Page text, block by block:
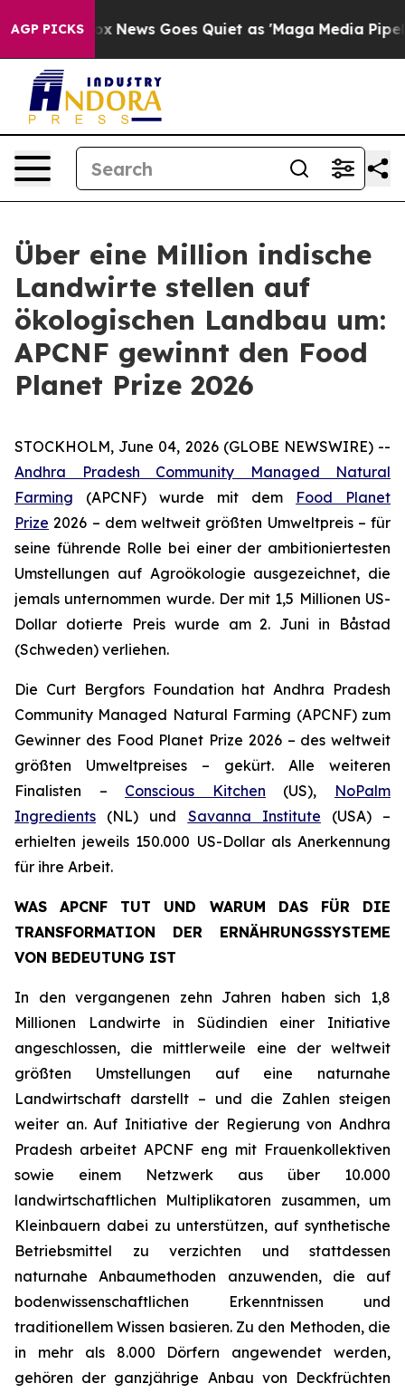
AGP PICKS
Fox News Goes Quiet as 'Maga Media Pipeline'
Über eine Million indische
Landwirte stellen auf
ökologischen Landbau um:
APCNF gewinnt den Food
Planet Prize 2026
STOCKHOLM, June 04, 2026 (GLOBE NEWSWIRE) --
Andhra Pradesh Community Managed Natural
Farming (APCNF) wurde mit dem Food Planet
Prize 2026 – dem weltweit größten Umweltpreis – für
seine führende Rolle bei einer der ambitioniertesten
Umstellungen auf Agroökologie ausgezeichnet, die
jemals unternommen wurde. Der mit 1,5 Millionen US-
Dollar dotierte Preis wurde am 2. Juni in Båstad
(Schweden) verliehen.
Die Curt Bergfors Foundation hat Andhra Pradesh
Community Managed Natural Farming (APCNF) zum
Gewinner des Food Planet Prize 2026 – des weltweit
größten Umweltpreises – gekürt. Alle weiteren
Finalisten – Conscious Kitchen (US), NoPalm
Ingredients (NL) und Savanna Institute (USA) –
erhielten jeweils 150.000 US-Dollar als Anerkennung
für ihre Arbeit.
WAS APCNF TUT UND WARUM DAS FÜR DIE
TRANSFORMATION DER ERNÄHRUNGSSYSTEME
VON BEDEUTUNG IST
In den vergangenen zehn Jahren haben sich 1,8
Millionen Landwirte in Südindien einer Initiative
angeschlossen, die mittlerweile eine der weltweit
größten Umstellungen auf eine naturnahe
Landwirtschaft darstellt – und die Zahlen steigen
weiter an. Auf Initiative der Regierung von Andhra
Pradesh arbeitet APCNF eng mit Frauenkollektiven
sowie einem Netzwerk aus über 10.000
landwirtschaftlichen Multiplikatoren zusammen, um
Kleinbauern dabei zu unterstützen, auf synthetische
Betriebsmittel zu verzichten und stattdessen
naturnahe Anbaumethoden anzuwenden, die auf
bodenwissenschaftlichen Erkenntnissen und
traditionellem Wissen basieren. Zu den Methoden, die
in mehr als 8.000 Dörfern angewendet werden,
gehören der ganzjährige Anbau von Deckfrüchten